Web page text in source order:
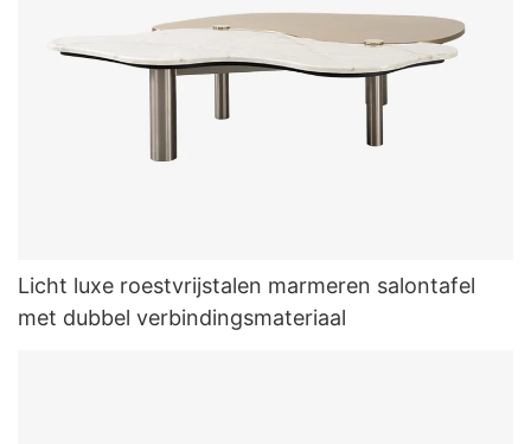
Licht luxe roestvrijstalen marmeren salontafel
met dubbel verbindingsmateriaal